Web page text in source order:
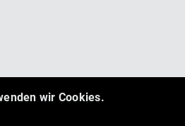
wir Cookies.